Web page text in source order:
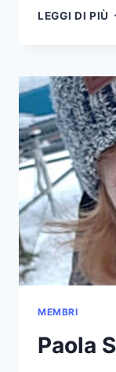
LEGGI DI PIÙ
MEMBRI
Paola